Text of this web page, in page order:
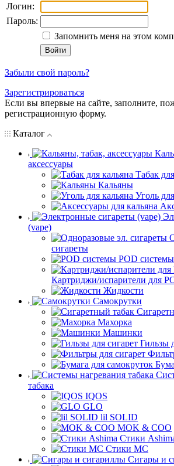
Логин:
Пароль:
Запомнить меня на этом
Забыли свой пароль?
Зарегистрироваться
Если вы впервые на сайте, заполните,
регистрационную форму.
Каталог
аксессуары
Табак
Кальяны
Уголь
(vape)
сигареты
POD системы
Картриджи/испарители для
Жидкости
Самокрутки
Махорка
Машинки
Гильзы
табака
IQOS
GLO
lil SOLID
MOK & COO
Стики
Стики MC
Сигары и